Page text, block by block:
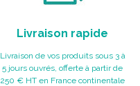
Livraison rapide
Livraison de vos produits sous 3 à
5 jours ouvrés, offerte à partir de
250 € HT en France continentale